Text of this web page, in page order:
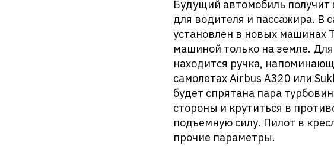
Будущий автомобиль
для водителя и пассажира. В
установлен в новых машинах
машиной только на земле.
находится ручка,
самолетах Airbus А320 или
будет спрятана пара
стороны и крутиться в
подъемную силу. Пилот в
прочие параметры.